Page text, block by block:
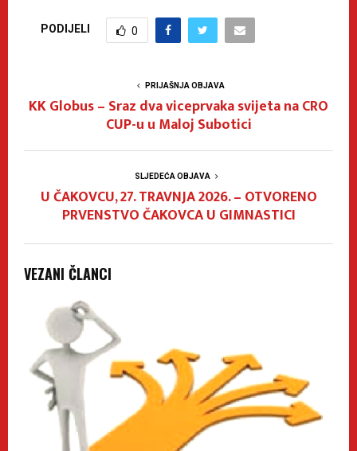
PODIJELI 0
PRIJAŠNJA OBJAVA
KK Globus – Sraz dva viceprvaka svijeta na CRO
CUP-u u Maloj Subotici
SLJEDEĆA OBJAVA
U ČAKOVCU, 27. TRAVNJA 2026. – OTVORENO
PRVENSTVO ČAKOVCA U GIMNASTICI
VEZANI ČLANCI